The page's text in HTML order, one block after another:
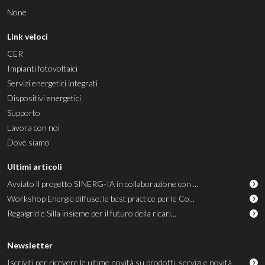
None
Link veloci
CER
Impianti fotovoltaici
Servizi energetici integrati
Dispositivi energetici
Supporto
Lavora con noi
Dove siamo
Ultimi articoli
Avviato il progetto SINERG-IA in collaborazione con ...
Workshop Energie diffuse: le best practice per le Co...
Regalgrid e Silla insieme per il futuro della ricari...
Newsletter
Iscriviti per ricevere le ultime novità su prodotti, servizi e novità